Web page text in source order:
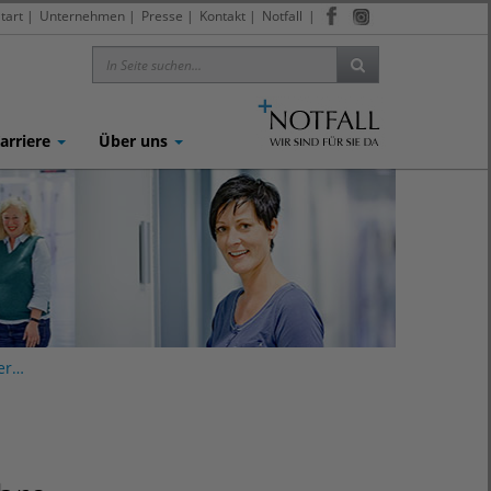
|
| Unternehmen | Presse | Kontakt | Notfall
Über uns